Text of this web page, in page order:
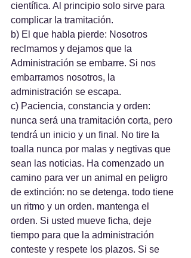
científica. Al principio solo sirve para
complicar la tramitación.
b) El que habla pierde: Nosotros
reclmamos y dejamos que la
Administración se embarre. Si nos
embarramos nosotros, la
administración se escapa.
c) Paciencia, constancia y orden:
nunca será una tramitación corta, pero
tendrá un inicio y un final. No tire la
toalla nunca por malas y negtivas que
sean las noticias. Ha comenzado un
camino para ver un animal en peligro
de extinción: no se detenga. todo tiene
un ritmo y un orden. mantenga el
orden. Si usted mueve ficha, deje
tiempo para que la administración
conteste y respete los plazos. Si se